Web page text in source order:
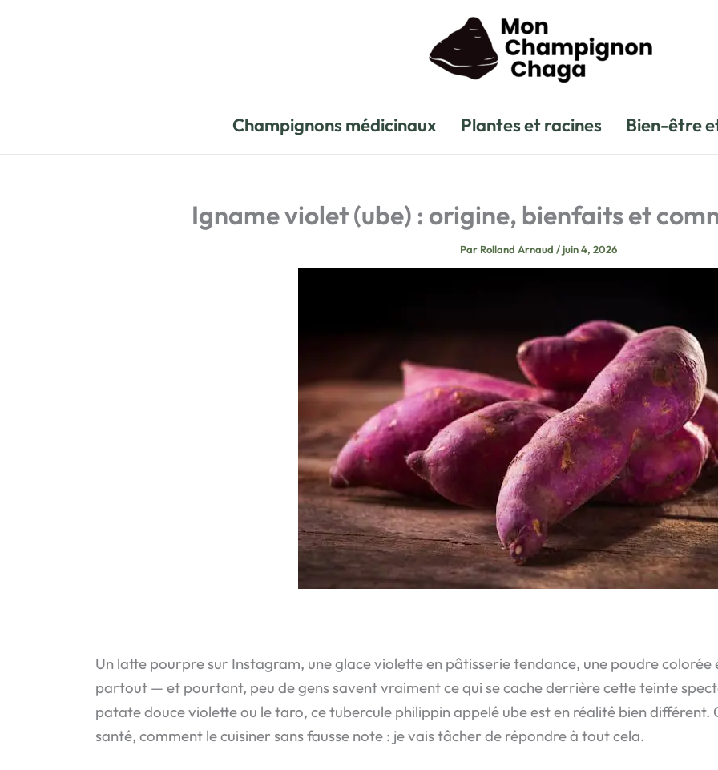
Champignons médicinaux Plantes et racines Bien-être
Igname violet (ube) : origine, bienfaits et
Par Rolland Arnaud / juin 4, 2026
Un latte pourpre sur Instagram, une glace violette en pâtisserie tendance, une poudre
partout — et pourtant, peu de gens savent vraiment ce qui se cache derrière cette teinte
patate douce violette ou le taro, ce tubercule philippin appelé ube est en réalité bien différent.
santé, comment le cuisiner sans fausse note : je vais tâcher de répondre à tout cela.